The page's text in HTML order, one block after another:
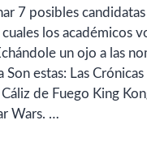
7 posibles
los académicos
un ojo a las
Son estas: Las
de Fuego King
Wars. …